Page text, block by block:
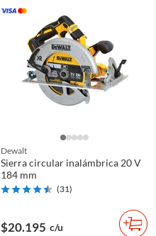
Dewalt
Sierra circular inalámbrica 20 V
184 mm
(31)
$20.195 c/u